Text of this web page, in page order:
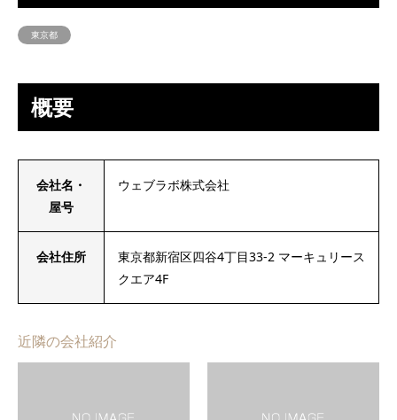
東京都
概要
会社名・
屋号
ウェブラボ株式会社
会社住所
東京都新宿区四谷4丁目33-2 マーキュリース
クエア4F
近隣の会社紹介